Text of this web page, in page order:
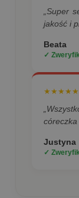
„Super
jakość i
Beata
✓
★★★★★
córeczka
Justyna
✓